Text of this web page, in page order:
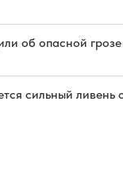
об опасной
сильный ливень